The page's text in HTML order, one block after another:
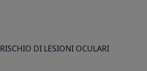
RISCHIO DI LESIONI OCULARI